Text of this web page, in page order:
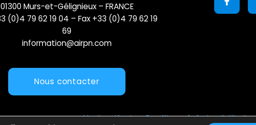
01300 Murs-et-Gélignieux – FRANCE
(0)4 79 62 19 04 – Fax +33 (0)4 79 62 19
69
information@airpn.com
Nous contacter
Mentions légales Conditions générales d’utilisation